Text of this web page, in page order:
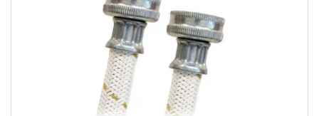
Abrir
medios
modal